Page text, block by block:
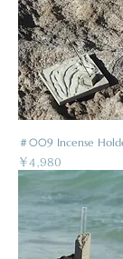
＃009 Incense
価格
￥4,980